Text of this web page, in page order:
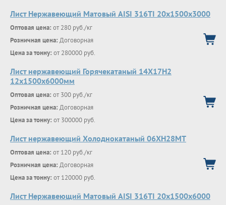
Лист Нержавеющий Матовый AISI 316TI 20х1500х3000
Оптовая цена: от 280 руб./кг
Розничная цена: Договорная
Цена за тонну: от 280000 руб.
Лист нержавеющий Горячекатаный 14Х17Н2
12x1500x6000мм
Оптовая цена: от 300 руб./кг
Розничная цена: Договорная
Цена за тонну: от 300000 руб.
Лист нержавеющий Холоднокатаный 06ХН28МТ
Оптовая цена: от 120 руб./кг
Розничная цена: Договорная
Цена за тонну: от 120000 руб.
Лист Нержавеющий Матовый AISI 316TI 20х1500х6000